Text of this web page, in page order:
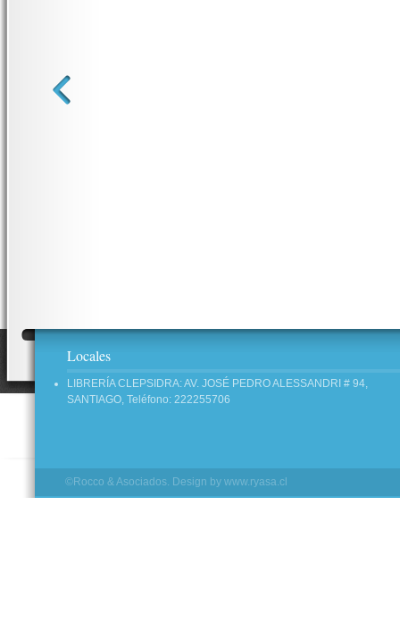
Locales
LIBRERÍA CLEPSIDRA: AV. JOSÉ PEDRO ALESSANDRI # 94,
SANTIAGO, Teléfono: 222255706
©Rocco & Asociados. Design by www.ryasa.cl